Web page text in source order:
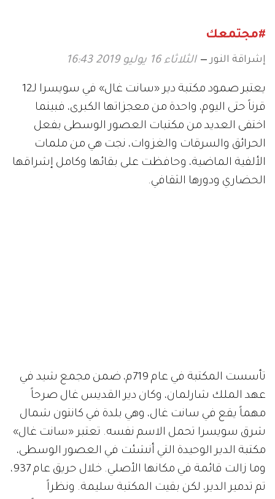
#مجتمعك
إشراقة النور الثلاثاء 16 يوليو 2019 16:43
يعتبر صمود مكتبة دير «سانت غال» في سويسرا لـ12
قرناً حتى اليوم، واحدة من معجزاتها الكبرى، فبينما
اختفى العديد من مكتبات العصور الوسطى بفعل
الحرائق والسرقات والغزوات، نجت هي من ملمات
الألفية الماضية، وحافظت على بقائها وكامل إشراقها
الحضاري ودورها الثقافي.
تأسست المكتبة في عام 719م، ضمن مجمع شيد في
عهد الملك شارلمان، وكان دير القديس غال صرحاً
مهماً يقع في سانت غال، وهي بلدة في كانتون شمال
شرق سويسرا تحمل الاسم نفسه. تعتبر «سانت غال»
مكتبة الدير الوحيدة التي أنشئت في العصور الوسطى،
وما زالت قائمة في مكانها الأصلي. خلال حريق عام 937،
تم تدمير الدير، لكن بقيت المكتبة سليمة. ونظراً